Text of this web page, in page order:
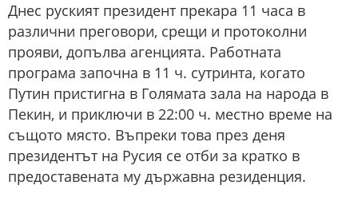
Днес руският президент прекара 11 часа в
различни преговори, срещи и протоколни
прояви, допълва агенцията. Работната
програма започна в 11 ч. сутринта, когато
Путин пристигна в Голямата зала на народа в
Пекин, и приключи в 22:00 ч. местно време на
същото място. Въпреки това през деня
президентът на Русия се отби за кратко в
предоставената му държавна резиденция.